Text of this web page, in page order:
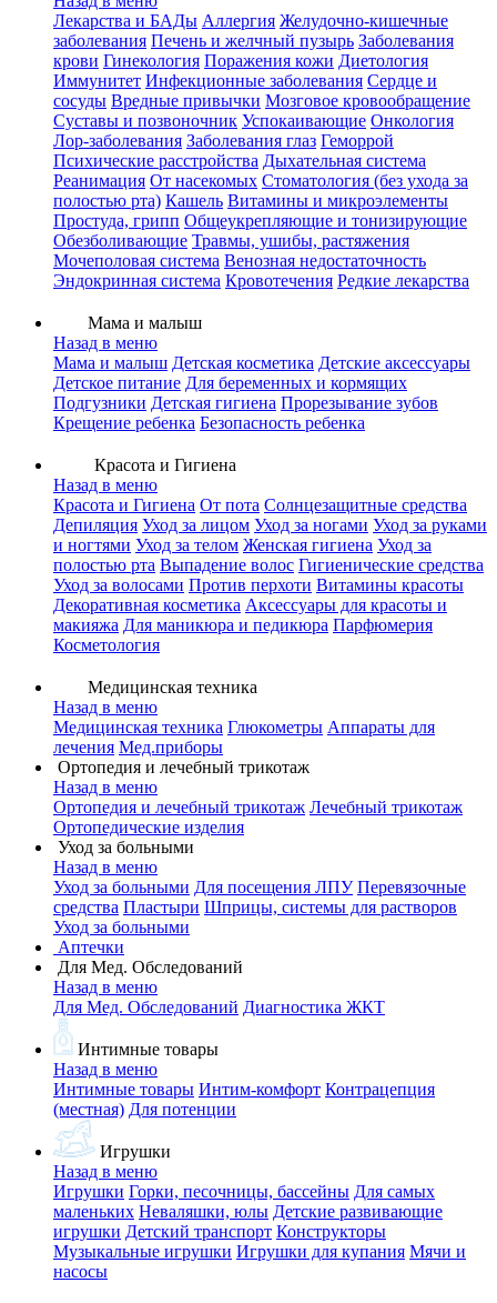
Лекарства и БАДы Аллергия Желудочно-кишечные
заболевания Печень и желчный пузырь Заболевания
крови Гинекология Поражения кожи Диетология
Иммунитет Инфекционные заболевания Сердце и
сосуды Вредные привычки Мозговое кровообращение
Суставы и позвоночник Успокаивающие Онкология
Лор-заболевания Заболевания глаз Геморрой
Психические расстройства Дыхательная система
Реанимация От насекомых Стоматология (без ухода за
полостью рта) Кашель Витамины и микроэлементы
Простуда, грипп Общеукрепляющие и тонизирующие
Обезболивающие Травмы, ушибы, растяжения
Мочеполовая система Венозная недостаточность
Эндокринная система Кровотечения Редкие лекарства
Мама и малыш
Назад в меню
Мама и малыш Детская косметика Детские аксессуары
Детское питание Для беременных и кормящих
Подгузники Детская гигиена Прорезывание зубов
Крещение ребенка Безопасность ребенка
Красота и Гигиена
Назад в меню
Красота и Гигиена От пота Солнцезащитные средства
Депиляция Уход за лицом Уход за ногами Уход за руками
и ногтями Уход за телом Женская гигиена Уход за
полостью рта Выпадение волос Гигиенические средства
Уход за волосами Против перхоти Витамины красоты
Декоративная косметика Аксессуары для красоты и
макияжа Для маникюра и педикюра Парфюмерия
Косметология
Медицинская техника
Назад в меню
Медицинская техника Глюкометры Аппараты для
лечения Мед.приборы
Ортопедия и лечебный трикотаж
Назад в меню
Ортопедия и лечебный трикотаж Лечебный трикотаж
Ортопедические изделия
Уход за больными
Назад в меню
Уход за больными Для посещения ЛПУ Перевязочные
средства Пластыри Шприцы, системы для растворов
Уход за больными
Аптечки
Для Мед. Обследований
Назад в меню
Для Мед. Обследований Диагностика ЖКТ
Интимные товары
Назад в меню
Интимные товары Интим-комфорт Контрацепция
(местная) Для потенции
Игрушки
Назад в меню
Игрушки Горки, песочницы, бассейны Для самых
маленьких Неваляшки, юлы Детские развивающие
игрушки Детский транспорт Конструкторы
Музыкальные игрушки Игрушки для купания Мячи и
насосы